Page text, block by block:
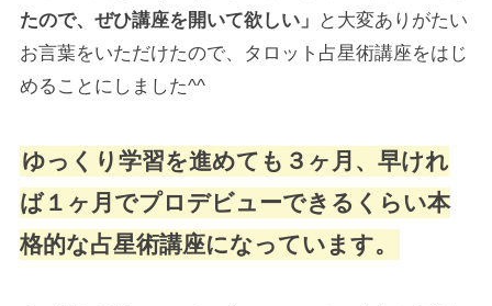
たので、ぜひ講座を開いて欲しい」
と大変ありがたい
お言葉をいただけたので、タロット占星術講座をはじ
めることにしました^^
ゆっくり学習を進めても３ヶ月、早けれ
ば１ヶ月でプロデビューできるくらい本
格的な占星術講座になっています。